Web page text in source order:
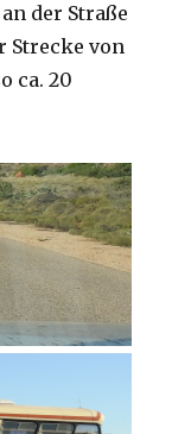
der Straße
Strecke von
ca. 20